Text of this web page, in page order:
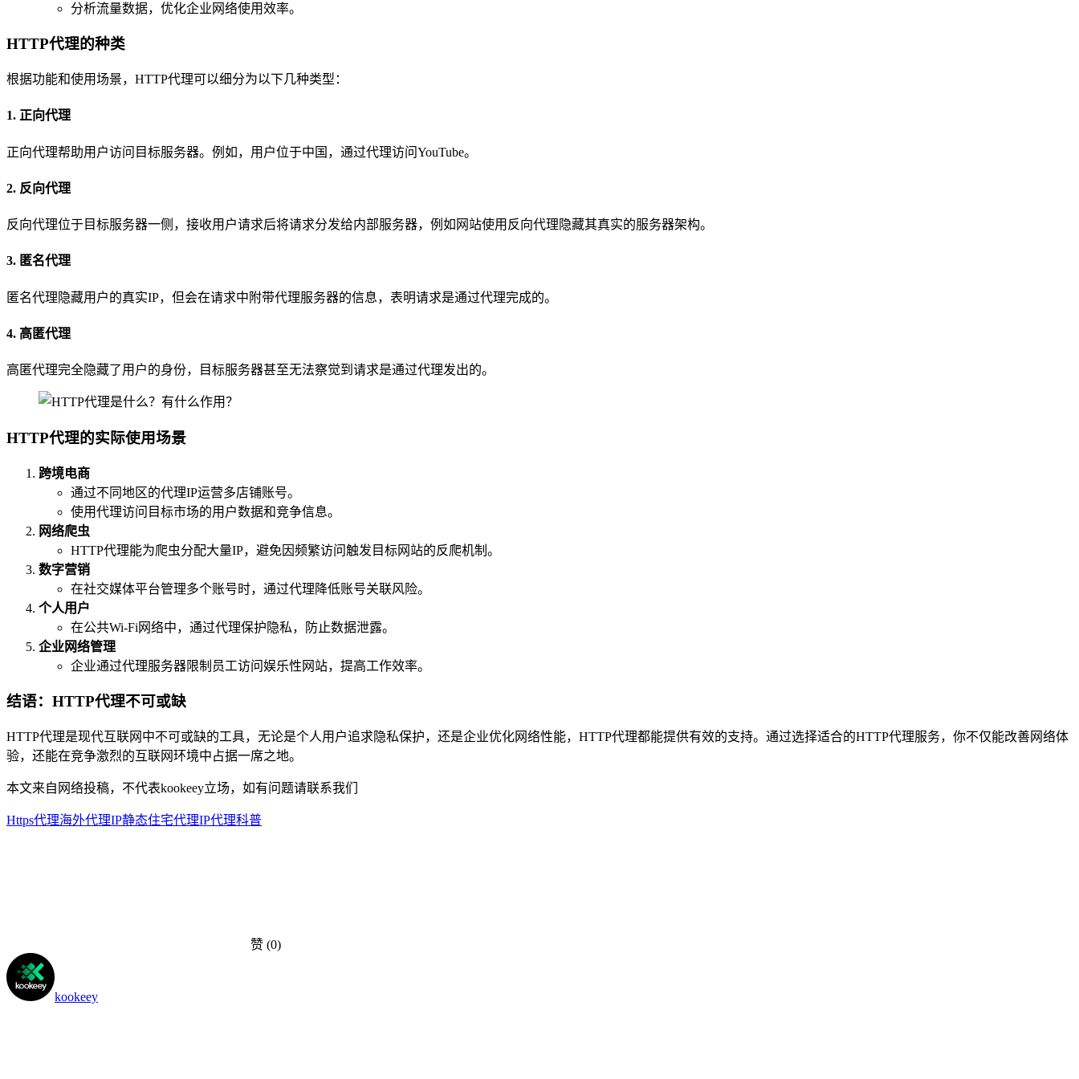
分析流量数据，优化企业网络使用效率。
HTTP代理的种类
根据功能和使用场景，HTTP代理可以细分为以下几种类型：
1. 正向代理
正向代理帮助用户访问目标服务器。例如，用户位于中国，通过代理访问YouTube。
2. 反向代理
反向代理位于目标服务器一侧，接收用户请求后将请求分发给内部服务器，例如网站使用反向代理隐藏其真实的服务器架构。
3. 匿名代理
匿名代理隐藏用户的真实IP，但会在请求中附带代理服务器的信息，表明请求是通过代理完成的。
4. 高匿代理
高匿代理完全隐藏了用户的身份，目标服务器甚至无法察觉到请求是通过代理发出的。
HTTP代理的实际使用场景
跨境电商
通过不同地区的代理IP运营多店铺账号。
使用代理访问目标市场的用户数据和竞争信息。
网络爬虫
HTTP代理能为爬虫分配大量IP，避免因频繁访问触发目标网站的反爬机制。
数字营销
在社交媒体平台管理多个账号时，通过代理降低账号关联风险。
个人用户
在公共Wi-Fi网络中，通过代理保护隐私，防止数据泄露。
企业网络管理
企业通过代理服务器限制员工访问娱乐性网站，提高工作效率。
结语：HTTP代理不可或缺
HTTP代理是现代互联网中不可或缺的工具，无论是个人用户追求隐私保护，还是企业优化网络性能，HTTP代理都能提供有效的支持。通过选择适合的HTTP代理服务，你不仅能改善网络体
验，还能在竞争激烈的互联网环境中占据一席之地。
本文来自网络投稿，不代表kookeey立场，如有问题请联系我们
Https代理海外代理IP静态住宅代理IP代理科普
赞 (0)
kookeey